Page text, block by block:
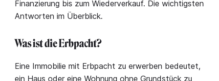
Finanzierung bis zum Wiederverkauf. Die wichtigsten
Antworten im Überblick.
Was ist die Erbpacht?
Eine Immobilie mit Erbpacht zu erwerben bedeutet,
ein Haus oder eine Wohnung ohne Grundstück zu